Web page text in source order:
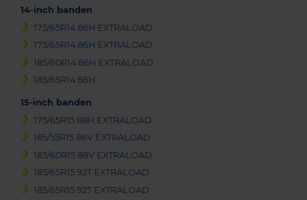
14-inch banden
175/65R14 86H EXTRALOAD
175/65R14 86H EXTRALOAD
185/60R14 86H EXTRALOAD
185/65R14 86H
15-inch banden
175/65R15 88H EXTRALOAD
185/55R15 86V EXTRALOAD
185/60R15 88V EXTRALOAD
185/65R15 92T EXTRALOAD
185/65R15 92T EXTRALOAD